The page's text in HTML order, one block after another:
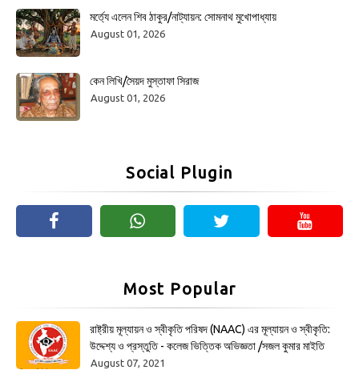
মর্ত্যে এলেন শিব ঠাকুর/নাট্যায়ন: সোমনাথ মুখোপাধ্যায়
August 01, 2026
কেন লিখি/সৈয়দ মুস্তাফা সিরাজ
August 01, 2026
Social Plugin
Most Popular
রাষ্ট্রীয় মূল্যায়ন ও স্বীকৃতি পরিষদ (NAAC) এর মূল্যায়ন ও স্বীকৃতি:
উদ্দেশ্য ও প্রস্তুতি - কলেজ ভিত্তিক অভিজ্ঞতা /সজল কুমার মাইতি
August 07, 2021